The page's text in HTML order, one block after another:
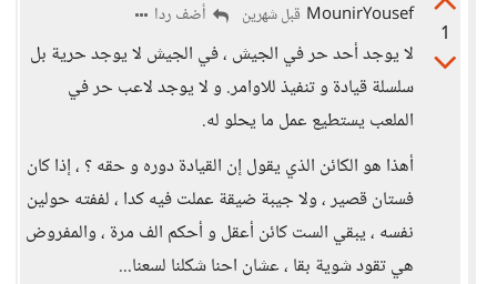
1
MounirYousef قبل شهرين أضف ردا
لا يوجد أحد حر في الجيش ، في الجيش لا يوجد حرية بل
سلسلة قيادة و تنفيذ للاوامر. و لا يوجد لاعب حر في
الملعب يستطيع عمل ما يحلو له.
أهذا هو الكائن الذي يقول إن القيادة دوره و حقه ؟ ، إذا كان
فستان قصير ، ولا جيبة ضيقة عملت فيه كدا ، لففته حولين
نفسه ، يبقي الست كائن أعقل و أحكم الف مرة ، والمفروض
هي تقود شوية بقا ، عشان احنا شكلنا لسعنا...